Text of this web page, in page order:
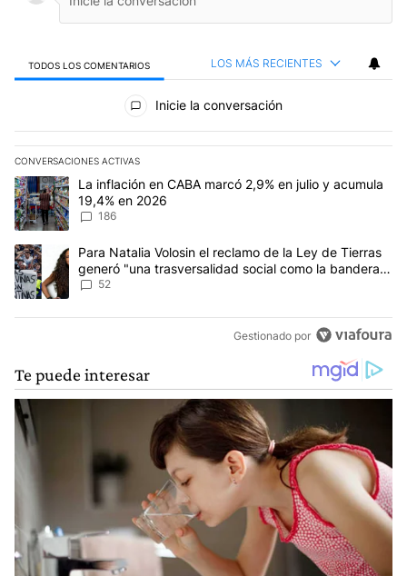
TODOS LOS COMENTARIOS LOS MÁS RECIENTES
Todos los comentarios
Inicie la conversación
CONVERSACIONES ACTIVAS
Este listado muestra los artículos con más comentarios en los
Un artículo de tendencia con el título "La inflación en CABA
La inflación en CABA marcó 2,9% en julio y acumula
19,4% en 2026
186
Un artículo de tendencia con el título "Para Natalia Volosin el
Para Natalia Volosin el reclamo de la Ley de Tierras
generó "una trasversalidad social como la bandera
de Malvinas"
52
Gestionado por